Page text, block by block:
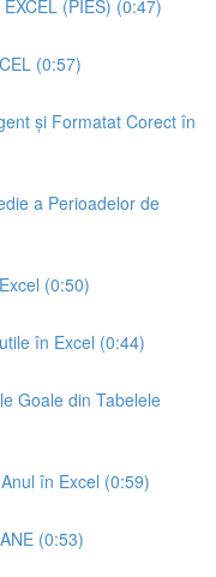
(PIES) (0:47)
(0:57)
și Formatat Corect în
a Perioadelor de
(0:50)
în Excel (0:44)
Goale din Tabelele
în Excel (0:59)
(0:53)